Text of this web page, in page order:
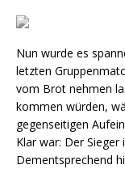
Nun wurde es
letzten
vom Brot nehmen
kommen würden,
gegenseitigen
Klar war: Der
Dementsprechend